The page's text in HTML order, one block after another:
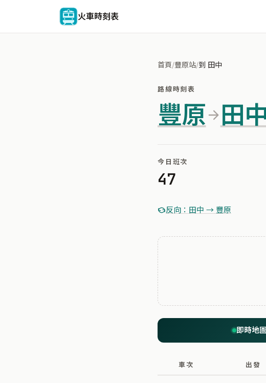
火車時刻表
首頁/豐原站/到 田中
路線時刻表
豐原 田
今日班次
47
反向：田中 → 豐原
即時地圖
車次 出發